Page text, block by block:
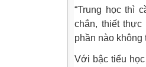
“Trung học thì
chắn, thiết
phần nào
Với bậc tiểu